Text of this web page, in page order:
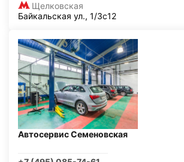
Щелковская
Байкальская ул., 1/3с12
Автосервис Семеновская